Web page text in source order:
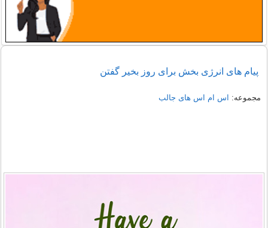
پیام های انرژی بخش برای روز بخیر گفتن
مجموعه: اس ام اس های جالب